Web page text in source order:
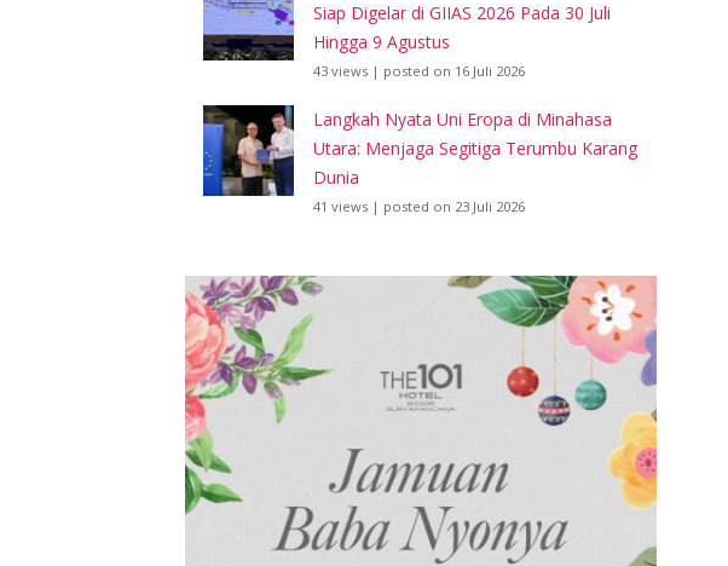
Siap Digelar di GIIAS 2026 Pada 30 Juli
Hingga 9 Agustus
43 views | posted on 16 Juli 2026
Langkah Nyata Uni Eropa di Minahasa
Utara: Menjaga Segitiga Terumbu Karang
Dunia
41 views | posted on 23 Juli 2026